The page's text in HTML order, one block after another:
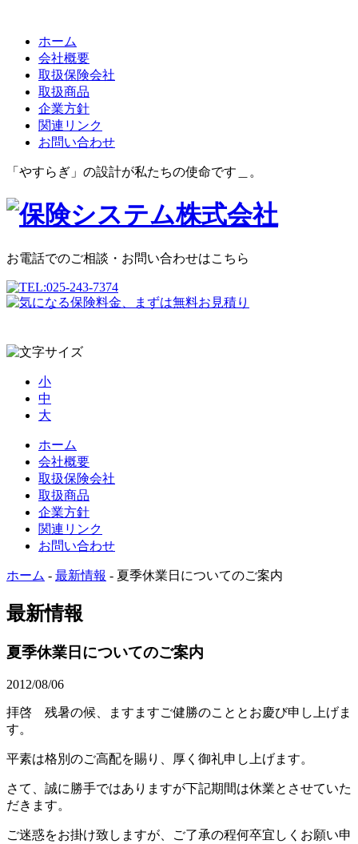
ホーム
会社概要
取扱保険会社
取扱商品
企業方針
関連リンク
お問い合わせ
「やすらぎ」の設計が私たちの使命です＿。
お電話でのご相談・お問い合わせはこちら
小
中
大
ホーム
会社概要
取扱保険会社
取扱商品
企業方針
関連リンク
お問い合わせ
ホーム - 最新情報 - 夏季休業日についてのご案内
最新情報
夏季休業日についてのご案内
2012/08/06
拝啓 残暑の候、ますますご健勝のこととお慶び申し上げま
す。
平素は格別のご高配を賜り、厚く御礼申し上げます。
さて、誠に勝手ではありますが下記期間は休業とさせていた
だきます。
ご迷惑をお掛け致しますが、ご了承の程何卒宜しくお願い申